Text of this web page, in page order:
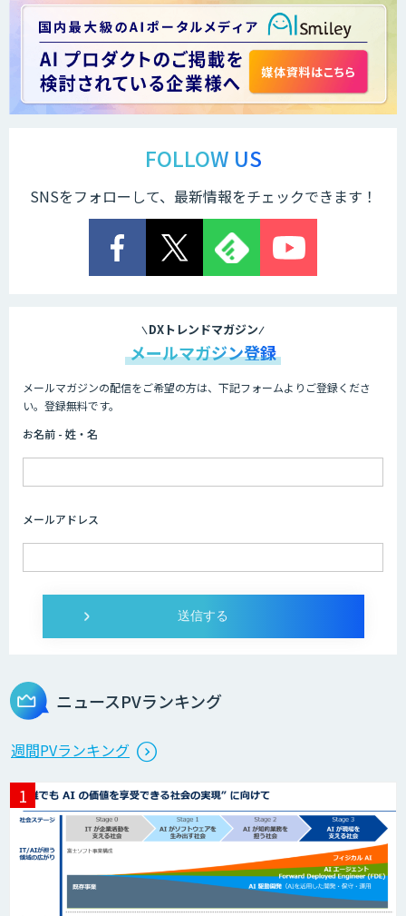
FOLLOW US
SNSをフォローして、最新情報をチェックできます！
DXトレンドマガジン
メールマガジン登録
メールマガジンの配信をご希望の方は、下記フォームよりご登録くださ
い。登録無料です。
お名前 - 姓・名
メールアドレス
ニュースPVランキング
週間PVランキング